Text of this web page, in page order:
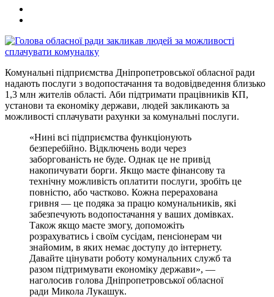
Комунальні підприємства Дніпропетровської обласної ради
надають послуги з водопостачання та водовідведення близько
1,3 млн жителів області. Аби підтримати працівників КП,
установи та економіку держави, людей закликають за
можливості сплачувати рахунки за комунальні послуги.
«Нині всі підприємства функціонують
безперебійно. Відключень води через
заборгованість не буде. Однак це не привід
накопичувати борги. Якщо маєте фінансову та
технічну можливість оплатити послуги, зробіть це
повністю, або частково. Кожна перерахована
гривня — це подяка за працю комунальників, які
забезпечують водопостачання у ваших домівках.
Також якщо маєте змогу, допоможіть
розрахуватись і своїм сусідам, пенсіонерам чи
знайомим, в яких немає доступу до інтернету.
Давайте цінувати роботу комунальних служб та
разом підтримувати економіку держави», —
наголосив голова Дніпропетровської обласної
ради Микола Лукашук.